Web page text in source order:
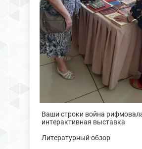
Ваши строки война
интерактивная выставка
Литературный обзор